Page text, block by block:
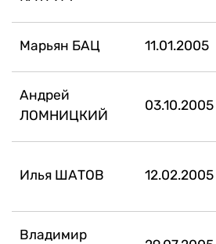
Марьян БАЦ 11.01.2005
Андрей
ЛОМНИЦКИЙ
03.10.2005
Илья ШАТОВ 12.02.2005
Владимир